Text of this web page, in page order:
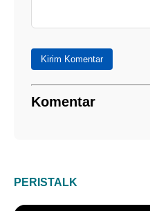
Kirim Komentar
Komentar
PERISTALK